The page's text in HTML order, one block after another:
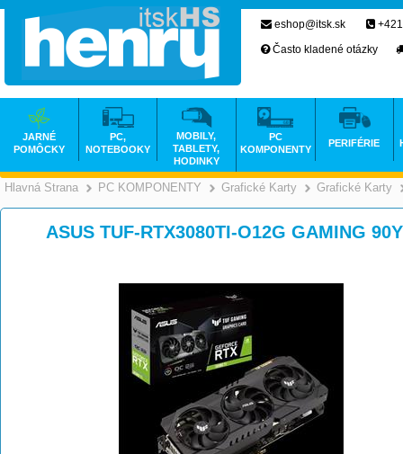
Hlavná Strana >
PC KOMPONENTY >
Grafické Karty Grafické Karty
ASUS TUF-RTX3080TI-O12G GAMING
eshop@itsk.sk
Často kladené otázky
JARNÉ
POMÔCKY
PC,
NOTEBOOKY
MOBILY,
TABLETY,
HODINKY
PC
KOMPONENTY
PERIFÉRIE